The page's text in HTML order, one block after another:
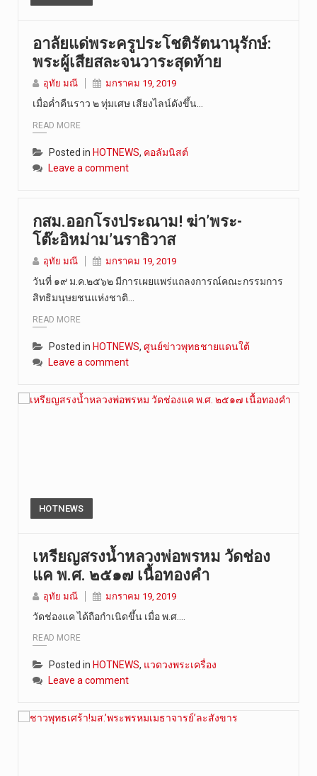
อาลัยแด่พระครูประโชติรัตนานุรักษ์:
พระผู้เสียสละจนวาระสุดท้าย
อุทัย มณี มกราคม 19, 2019
เมื่อค่ำคืนราว ๒​ ทุ่มเศษ เสียงไลน์ดังขึ้น…
READ MORE
Posted in HOTNEWS, คอลัมนิสต์
Leave a comment
กสม.ออกโรงประณาม! ฆ่า’พระ-
โต๊ะอิหม่าม’นราธิวาส
อุทัย มณี มกราคม 19, 2019
วันที่ ๑๙ ม.ค.๒๕๖๒ มีการเผยแพร่แถลงการณ์คณะกรรมการ
สิทธิมนุษยชนแห่งชาติ…
READ MORE
Posted in HOTNEWS, ศูนย์ข่าวพุทธชายแดนใต้
Leave a comment
HOTNEWS
เหรียญสรงน้ำหลวงพ่อพรหม วัดช่อง
แค พ.ศ. ๒๕๑๗ เนื้อทองคำ
อุทัย มณี มกราคม 19, 2019
วัดช่องแค ได้ถือกำเนิดขึ้น เมื่อ พ.ศ.…
READ MORE
Posted in HOTNEWS, แวดวงพระเครื่อง
Leave a comment